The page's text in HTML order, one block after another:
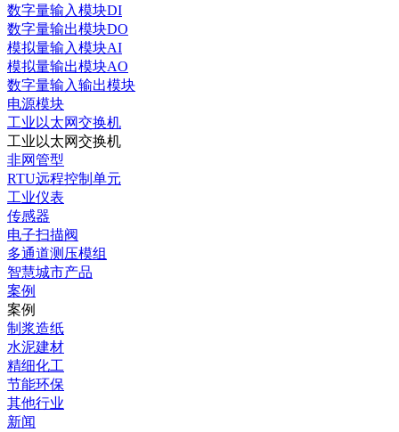
数字量输入模块DI
数字量输出模块DO
模拟量输入模块AI
模拟量输出模块AO
数字量输入输出模块
电源模块
工业以太网交换机
工业以太网交换机
非网管型
RTU远程控制单元
工业仪表
传感器
电子扫描阀
多通道测压模组
智慧城市产品
案例
案例
制浆造纸
水泥建材
精细化工
节能环保
其他行业
新闻